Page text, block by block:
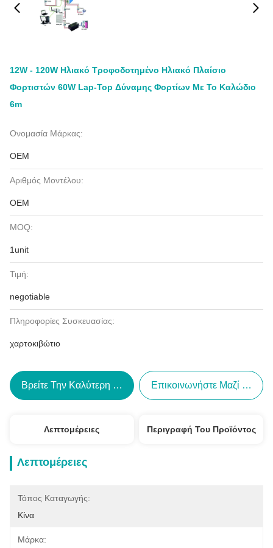
12W - 120W Ηλιακό Τροφοδοτημένο Ηλιακό Πλαίσιο
Φορτιστών 60W Lap-Top Δύναμης Φορτίων Με Το Καλώδιο
6m
Ονομασία Μάρκας:
OEM
Αριθμός Μοντέλου:
OEM
MOQ:
1unit
Τιμή:
negotiable
Πληροφορίες Συσκευασίας:
χαρτοκιβώτιο
Βρείτε Την Καλύτερη Τιμή Επικοινωνήστε Μαζί Μας
Λεπτομέρειες Περιγραφή Του Προϊόντος
Λεπτομέρειες
Τόπος Καταγωγής:
Κίνα
Μάρκα: